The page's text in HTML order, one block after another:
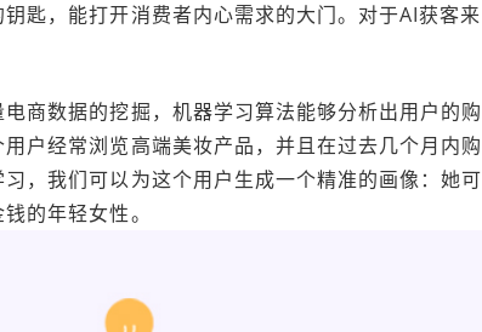
匙，能打开消费者内心需求的大门。对于AI获客来
商数据的挖掘，机器学习算法能够分析出用户的购
户经常浏览高端美妆产品，并且在过去几个月内购
，我们可以为这个用户生成一个精准的画像：她可
的年轻女性。